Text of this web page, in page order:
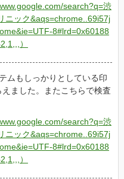
search?q=渋
ニック&aqs=chrome..69i57j
8#lrd=0x60188
）
ムもしっかりとしている印
ました。またこちらで検査
search?q=渋
ニック&aqs=chrome..69i57j
8#lrd=0x60188
）